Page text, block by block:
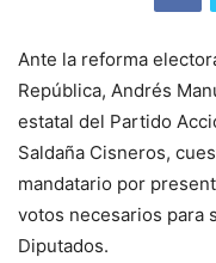
Ante la reforma
República, Andrés
estatal del Partido
Saldaña Cisneros,
mandatario por
votos necesarios para
Diputados.